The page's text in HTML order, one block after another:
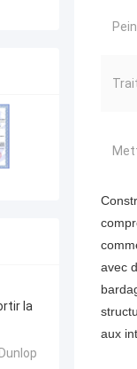
la
avec
aux